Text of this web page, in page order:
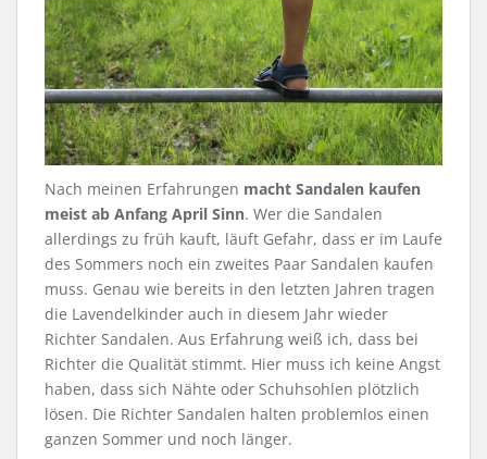
Nach meinen Erfahrungen macht Sandalen kaufen
meist ab Anfang April Sinn. Wer die Sandalen
allerdings zu früh kauft, läuft Gefahr, dass er im Laufe
des Sommers noch ein zweites Paar Sandalen kaufen
muss. Genau wie bereits in den letzten Jahren tragen
die Lavendelkinder auch in diesem Jahr wieder
Richter Sandalen. Aus Erfahrung weiß ich, dass bei
Richter die Qualität stimmt. Hier muss ich keine Angst
haben, dass sich Nähte oder Schuhsohlen plötzlich
lösen. Die Richter Sandalen halten problemlos einen
ganzen Sommer und noch länger.